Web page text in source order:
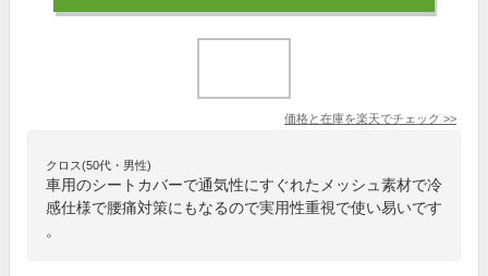
価格と在庫を楽天でチェック >>
クロス(50代・男性)
車用のシートカバーで通気性にすぐれたメッシュ素材で冷
感仕様で腰痛対策にもなるので実用性重視で使い易いです
。